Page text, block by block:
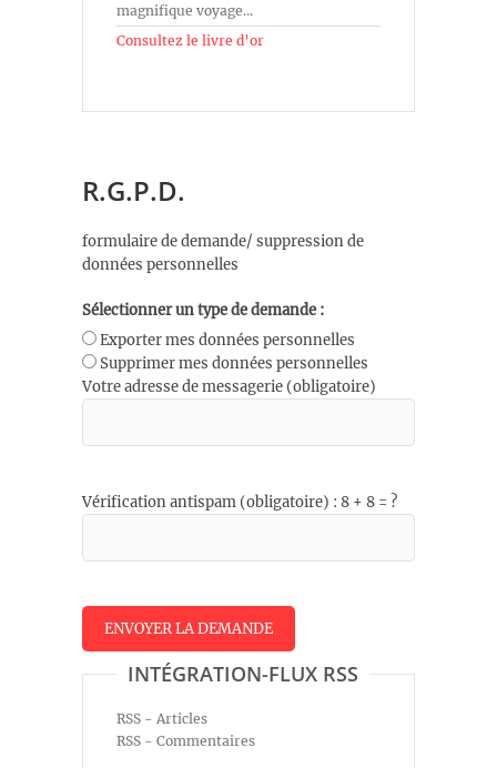
magnifique voyage...
Consultez le livre d’or
R.G.P.D.
formulaire de demande/ suppression de
données personnelles
Sélectionner un type de demande :
Exporter mes données personnelles
Supprimer mes données personnelles
Votre adresse de messagerie (obligatoire)
Vérification antispam (obligatoire) : 8 + 8 = ?
INTÉGRATION-FLUX RSS
RSS - Articles
RSS - Commentaires